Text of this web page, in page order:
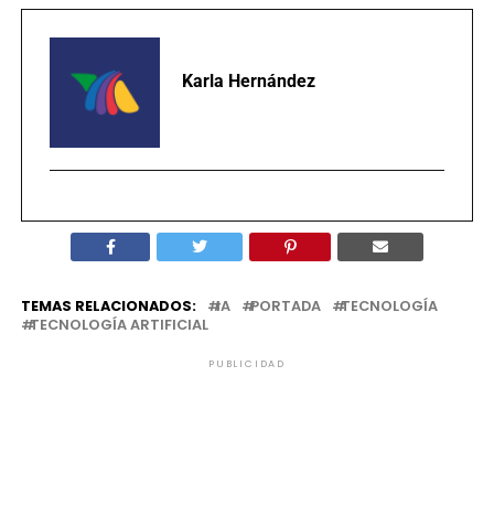
Karla Hernández
TEMAS RELACIONADOS: IA PORTADA
TECNOLOGÍA
TECNOLOGÍA ARTIFICIAL
PUBLICIDAD